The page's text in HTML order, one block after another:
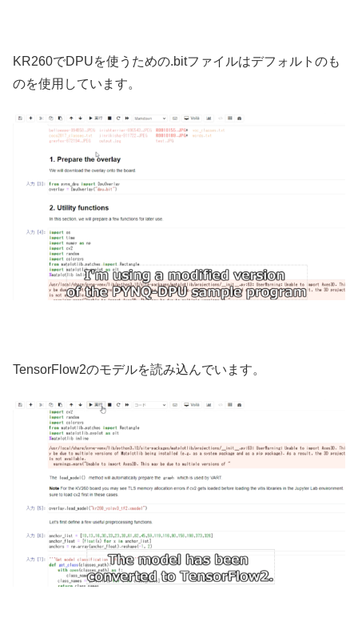
KR260でDPUを使うための.bitファイルはデフォルトのも
のを使用しています。
TensorFlow2のモデルを読み込んでいます。